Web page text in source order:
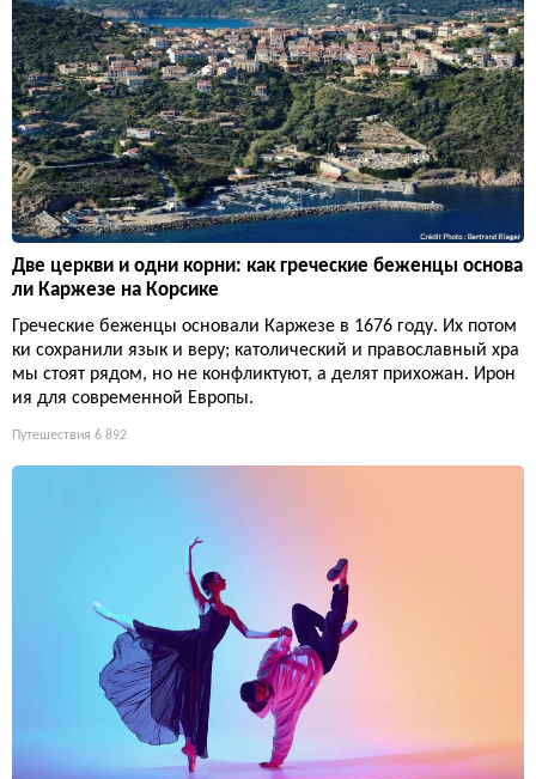
Две церкви и одни корни: как греческие беженцы основа
ли Каржезе на Корсике
Греческие беженцы основали Каржезе в 1676 году. Их потом
ки сохранили язык и веру; католический и православный хра
мы стоят рядом, но не конфликтуют, а делят прихожан. Ирон
ия для современной Европы.
Путешествия 6 892